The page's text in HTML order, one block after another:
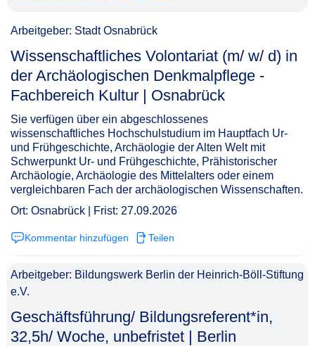
Arbeitgeber: Stadt Osnabrück
Wissenschaftliches Volontariat (m/ w/ d) in
der Archäologischen Denkmalpflege -
Fachbereich Kultur | Osnabrück​‌‌‌‌​‌​‌‌‌‌‌​​​‌‌‌
Sie verfügen über ein abgeschlossenes
wissenschaftliches Hochschulstudium im Hauptfach Ur-
und Frühgeschichte, Archäologie der Alten Welt mit
Schwerpunkt Ur- und Frühgeschichte, Prähistorischer
Archäologie, Archäologie des Mittelalters oder einem
vergleichbaren Fach der archäologischen Wissenschaften.
Ort: Osnabrück | Frist: 27.09.2026
Kommentar hinzufügen Teilen
Arbeitgeber: Bildungswerk Berlin der Heinrich-Böll-Stiftung
e.V.
Geschäftsführung/ Bildungsreferent*in,
32,5h/ Woche, unbefristet | Berlin​‌‌‌‌​‌​‌‌‌‌‌​​​‌‌​